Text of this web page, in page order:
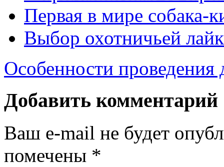
Первая в мире собака-
Выбор охотничьей
Особенности проведения
Добавить комментарий
Ваш e-mail не будет
помечены *